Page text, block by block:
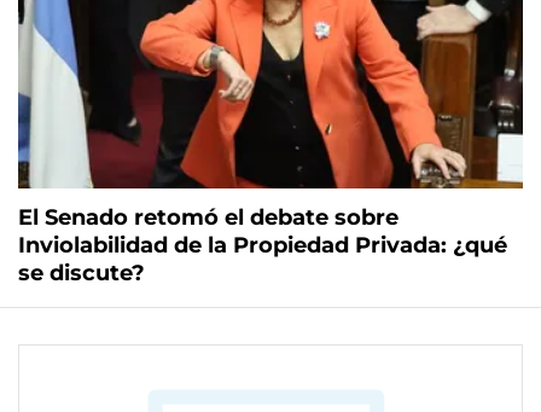
El Senado retomó el debate sobre
Inviolabilidad de la Propiedad Privada: ¿qué
se discute?